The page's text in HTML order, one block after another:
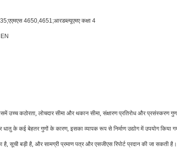
4650,4651;आरडब्ल्यूएमए कक्षा 4
उच्च कठोरता, लोचदार सीमा और थकान सीमा, संक्षारण प्रतिरोध और प्रसंस्करण
के कई बेहतर गुणों के कारण, इसका व्यापक रूप से निर्माण उद्योग में उपयोग किया
सूची बड़ी है, और सामग्री प्रमाण पत्र और एसजीएस रिपोर्ट प्रदान की जा सकती है।